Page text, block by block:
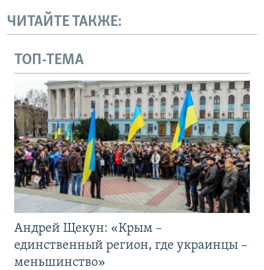
ЧИТАЙТЕ ТАКЖЕ:
ТОП-ТЕМА
Андрей Щекун: «Крым –
единственный регион, где украинцы –
меньшинство»